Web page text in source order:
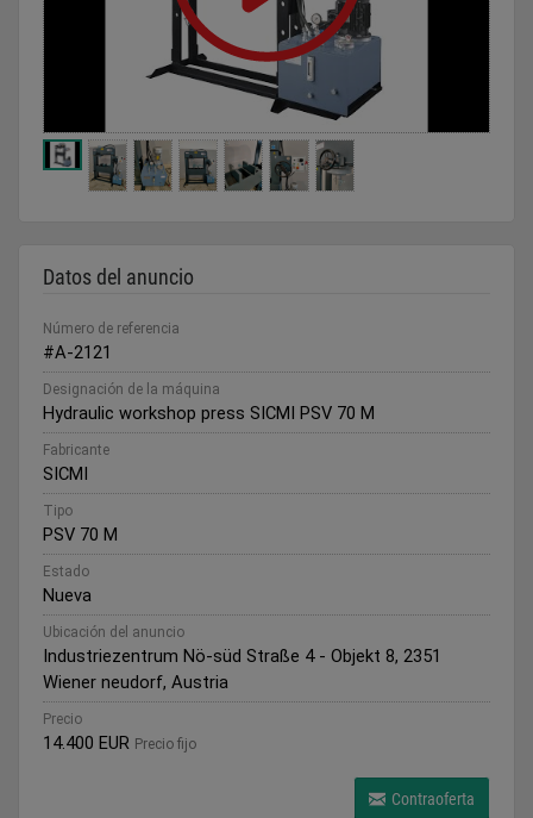
Datos del anuncio
Número de referencia
#A-2121
Designación de la máquina
Hydraulic workshop press SICMI PSV 70 M
Fabricante
SICMI
Tipo
PSV 70 M
Estado
Nueva
Ubicación del anuncio
Industriezentrum Nö-süd Straße 4 - Objekt 8, 2351
Wiener neudorf, Austria
Precio
14.400 EUR Precio fijo
Contraoferta